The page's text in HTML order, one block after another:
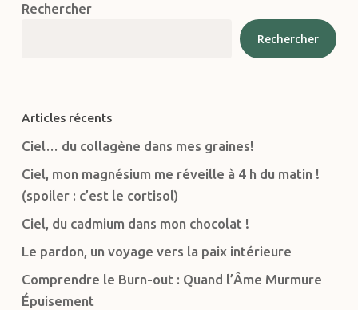
Rechercher
Rechercher
Articles récents
Ciel… du collagène dans mes graines!
Ciel, mon magnésium me réveille à 4 h du matin !
(spoiler : c’est le cortisol)
Ciel, du cadmium dans mon chocolat !
Le pardon, un voyage vers la paix intérieure
Comprendre le Burn-out : Quand l’Âme Murmure
Épuisement